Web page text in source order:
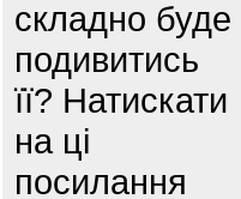
складно буде
подивитись
її? Натискати
на ці
посилання